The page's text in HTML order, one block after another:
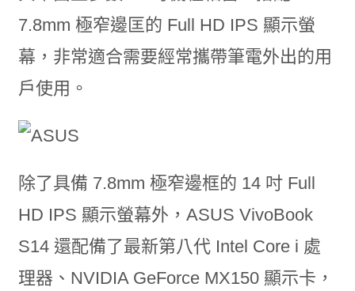
7.8mm 極窄邊匡的 Full HD IPS 顯示螢
幕，非常適合需要經常攜帶筆電外出的用
戶使用。
除了具備 7.8mm 極窄邊框的 14 吋 Full
HD IPS 顯示螢幕外，ASUS VivoBook
S14 還配備了最新第八代 Intel Core i 處
理器、NVIDIA GeForce MX150 顯示卡，